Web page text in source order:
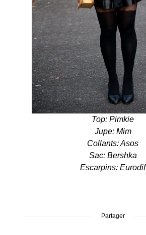
Top: Pimkie
Jupe: Mim
Collants: Asos
Sac: Bershka
Escarpins: Eurodif
Partager